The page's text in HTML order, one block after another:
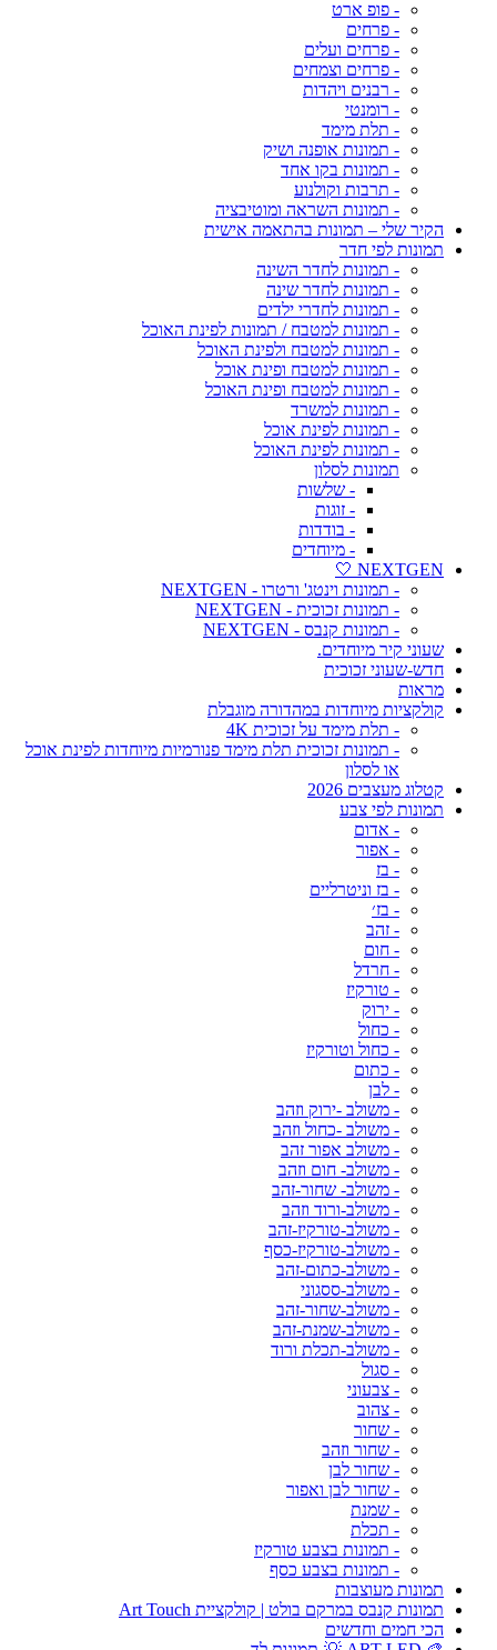
- פופ ארט
- פרחים
- פרחים ועלים
- פרחים וצמחים
- רבנים ויהדות
- רומנטי
- תלת מימד
- תמונות אופנה ושיק
- תמונות בקו אחד
- תרבות וקולנוע
- תמונות השראה ומוטיבציה
הקיר שלי – תמונות בהתאמה אישית
תמונות לפי חדר
- תמונות לחדר השינה
- תמונות לחדר שינה
- תמונות לחדרי ילדים
- תמונות למטבח / תמונות לפינת האוכל
- תמונות למטבח ולפינת האוכל
- תמונות למטבח ופינת אוכל
- תמונות למטבח ופינת האוכל
- תמונות למשרד
- תמונות לפינת אוכל
- תמונות לפינת האוכל
תמונות לסלון
- שלשות
- זוגות
- בודדות
- מיוחדים
NEXTGEN 🤍
- תמונות וינטג' ורטרו - NEXTGEN
- תמונות זכוכית - NEXTGEN
- תמונות קנבס - NEXTGEN
שעוני קיר מיוחדים.
חדש-שעוני זכוכית
מראות
קולקציות מיוחדות במהדורה מוגבלת
- תלת מימד על זכוכית 4K
- תמונות זכוכית תלת מימד פנורמיות מיוחדות לפינת אוכל
או לסלון
קטלוג מעצבים 2026
תמונות לפי צבע
- אדום
- אפור
- בז
- בז וניטרליים
- בז׳
- זהב
- חום
- חרדל
- טורקיז
- ירוק
- כחול
- כחול וטורקיז
- כתום
- לבן
- משולב -ירוק וזהב
- משולב -כחול וזהב
- משולב אפור זהב
- משולב- חום וזהב
- משולב- שחור-זהב
- משולב-ורוד וזהב
- משולב-טורקיז-זהב
- משולב-טורקיז-כסף
- משולב-כתום-זהב
- משולב-ססגוני
- משולב-שחור-זהב
- משולב-שמנת-זהב
- משולב-תכלת ורוד
- סגול
- צבעוני
- צהוב
- שחור
- שחור וזהב
- שחור לבן
- שחור לבן ואפור
- שמנת
- תכלת
- תמונות בצבע טורקיז
- תמונות בצבע כסף
תמונות מעוצבות
תמונות קנבס במרקם בולט | קולקציית Art Touch
הכי חמים וחדשים